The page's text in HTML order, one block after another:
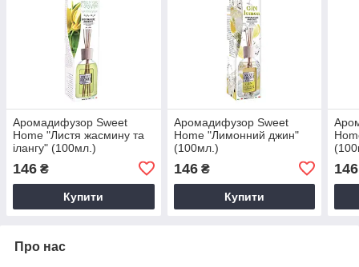
Аромадифузор Sweet
Home "Листя жасмину та
ілангу" (100мл.)
146 ₴
Купити
Аромадифузор Sweet
Home "Лимонний джин"
(100мл.)
146₴
Купити
146
Про нас